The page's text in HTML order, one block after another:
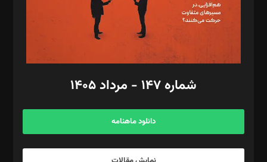
فیلمبرداری و عکاسی: امیر شفیعی، مانی لطفی زاده
گرافیک و صفحه‌آرایی: سید‌سبحان‌علی ثابت
مد‌یر توسعه تجاری: کامبیز برید‌
امور مالی: شاپور رهبری، محمد‌ کاظمی‌نیا
آگهی و مشترکین: ۰۹۱۹۹۹۹۰۴۵۴
شماره ۱۴۷ - مرداد ۱۴۰۵
دانلود ماهنامه